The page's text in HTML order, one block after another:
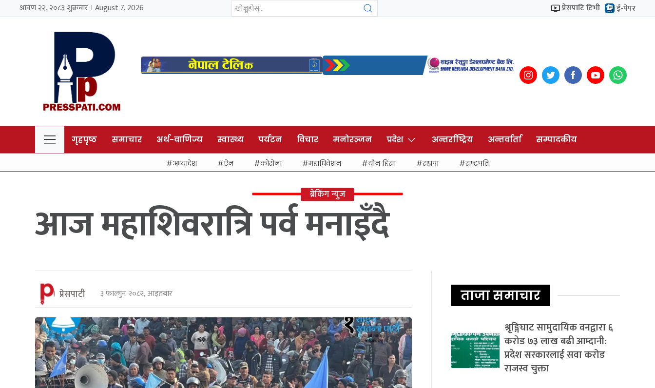
श्रावण २२, २०८३ शुक्रबार । August 7, 2026 प्रेसपाटि टिभी ई-पेपर
गृहपृष्ठ समाचार अर्थ-वाणिज्य स्वास्थ्य पर्यटन विचार मनोरञ्जन प्रदेश अन्तर्राष्ट्रिय अन्तर्वार्ता सम्पादकीय
अध्यादेश ऐन कोरोना महाधिवेशन यौन हिंसा राप्रपा राष्ट्रपति
ब्रेकिंग न्युज
आज महाशिवरात्रि पर्व मनाइँदै
प्रेसपाटी ३ फाल्गुन २०८२, आइतबार ताजा समाचार
श्रृङ्गिघाट सामुदायिक वनद्वारा ६
करोड ७३ लाख बढी आम्दानी:
प्रदेश सरकारलाई सवा करोड
राजस्व चुक्ता